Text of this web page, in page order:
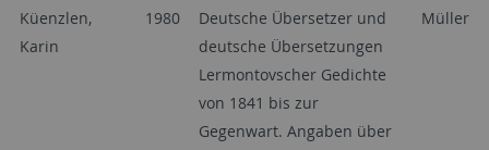
Küenzlen,
Karin
1980
Deutsche Übersetzer und
deutsche Übersetzungen
Lermontovscher Gedichte
von 1841 bis zur
Gegenwart. Angaben über
Müller